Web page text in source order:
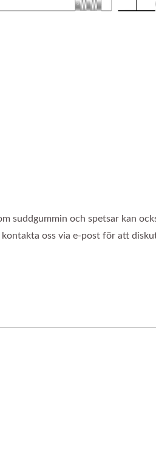
suddgummin och spetsar kan
oss via e-post för att